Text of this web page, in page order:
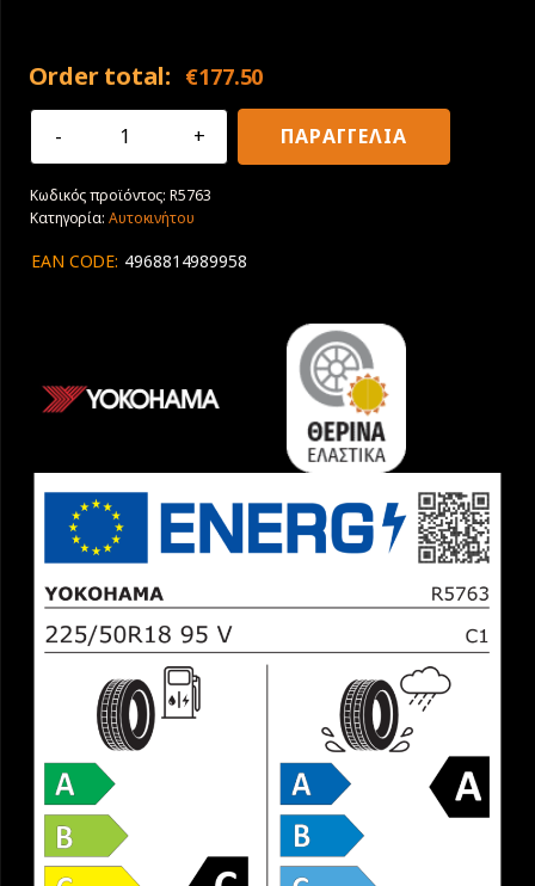
Order total: €177.50
225/50R18
BluEarth-
XT
ποσότητα
ΠΑΡΑΓΓΕΛΙΑ
Κωδικός προϊόντος:R5763
Κατηγορία: Αυτοκινήτου
EAN CODE: 4968814989958